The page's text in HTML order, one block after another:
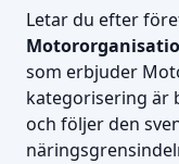
Letar du efter
som erbjuder
kategorisering är
och följer den